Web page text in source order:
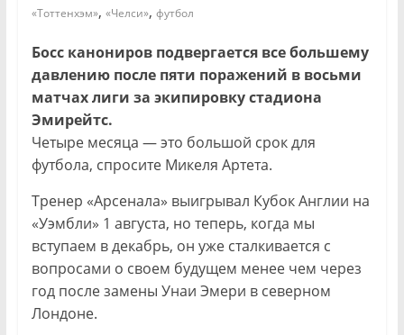
«Тоттенхэм», «Челси», футбол
Босс канониров подвергается все большему
давлению после пяти поражений в восьми
матчах лиги за экипировку стадиона
Эмирейтс.
Четыре месяца — это большой срок для
футбола, спросите Микеля Артета.
Тренер «Арсенала» выигрывал Кубок Англии на
«Уэмбли» 1 августа, но теперь, когда мы
вступаем в декабрь, он уже сталкивается с
вопросами о своем будущем менее чем через
год после замены Унаи Эмери в северном
Лондоне.